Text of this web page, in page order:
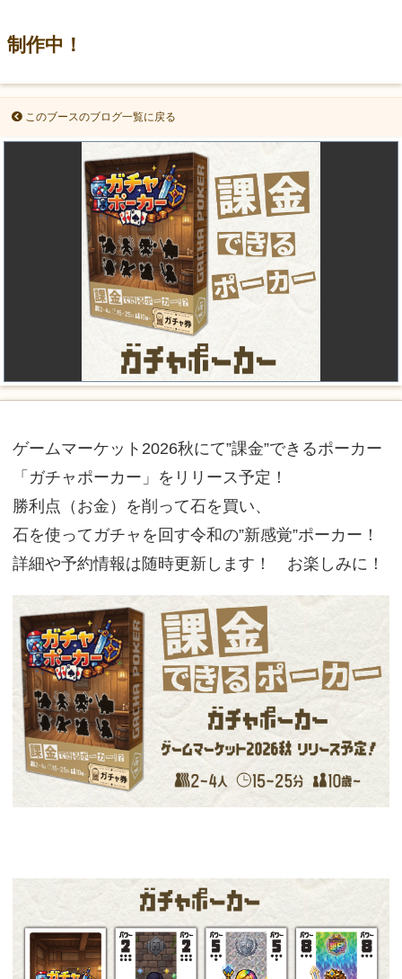
制作中！
このブースのブログ一覧に戻る
ゲームマーケット2026秋にて”課金”できるポーカー
「ガチャポーカー」をリリース予定！
勝利点（お金）を削って石を買い、
石を使ってガチャを回す令和の”新感覚”ポーカー！
詳細や予約情報は随時更新します！ お楽しみに！